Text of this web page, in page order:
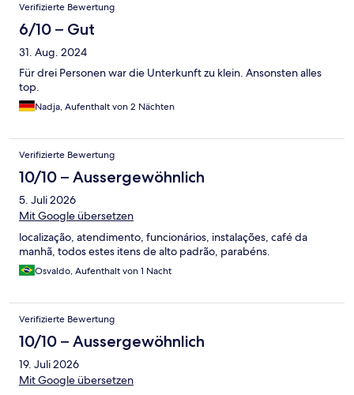
Verifizierte Bewertung
6/10 – Gut
31. Aug. 2024
Für drei Personen war die Unterkunft zu klein. Ansonsten alles
top.
Nadja, Aufenthalt von 2 Nächten
Verifizierte Bewertung
10/10 – Aussergewöhnlich
5. Juli 2026
Mit Google übersetzen
localização, atendimento, funcionários, instalações, café da
manhã, todos estes itens de alto padrão, parabéns.
Osvaldo, Aufenthalt von 1 Nacht
Verifizierte Bewertung
10/10 – Aussergewöhnlich
19. Juli 2026
Mit Google übersetzen